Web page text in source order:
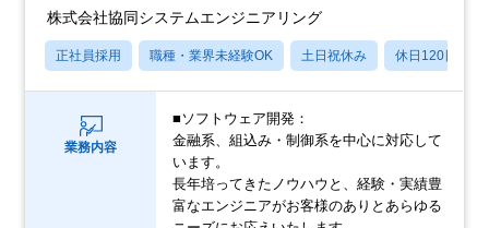
株式会社協同システムエンジニアリング
正社員採用 職種・業界未経験OK 土日祝休み 休日120日以上
業務内容
■ソフトウェア開発：
金融系、組込み・制御系を中心に対応して
います。
長年培ってきたノウハウと、経験・実績豊
富なエンジニアがお客様のありとあらゆる